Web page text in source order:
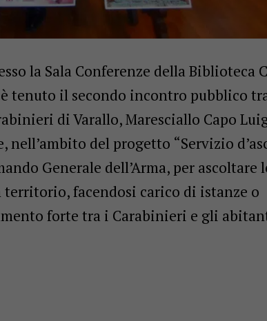
la Sala Conferenze della Biblioteca
tenuto il secondo incontro pubblico
di Varallo, Maresciallo Capo
nell’ambito del progetto “Servizio
Generale dell’Arma, per ascoltare
facendosi carico di istanze o
forte tra i Carabinieri e gli